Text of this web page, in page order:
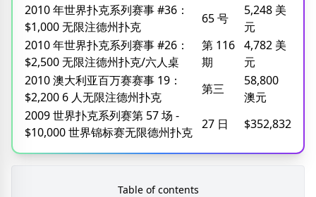
2010 年世界扑克系列赛事 #36：
$1,000 无限注德州扑克
65 号
5,248 美
元
2010 年世界扑克系列赛事 #26：
$2,500 无限注德州扑克/六人桌
第 116
期
4,782 美
元
2010 澳大利亚百万赛赛事 19：
$2,200 6 人无限注德州扑克
第三
58,800
澳元
2009 世界扑克系列赛第 57 场 -
$10,000 世界锦标赛无限德州扑克
27 日 $352,832
Table of contents